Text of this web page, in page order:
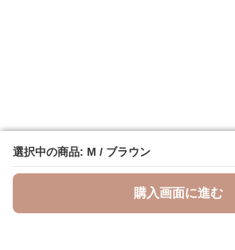
選択中の商品: M / ブラウン
購入画面に進む
選択中の商品: M / ブラウン
購入画面に進む